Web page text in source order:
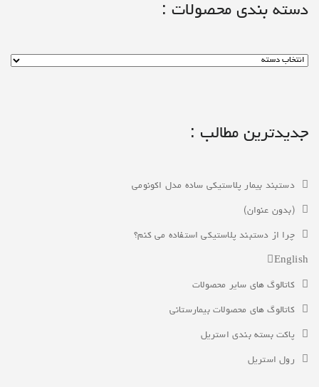
دسته بندی محصولات :
جدیدترین مطالب :
دستبند بیمار پلاستیکی ساده مدل اکونومی
(بدون عنوان)
چرا از دستبند پلاستیکی استفاده می کنم؟
English
کاتالوگ های سایر محصولات
کاتالوگ های محصولات بیمارستانی
پاکت بسته بندی استریل
رول استریل